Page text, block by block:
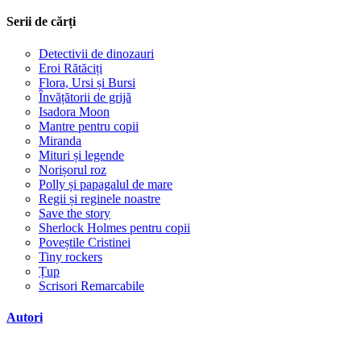
Serii de cărți
Detectivii de dinozauri
Eroi Rătăciți
Flora, Ursi și Bursi
Învățătorii de grijă
Isadora Moon
Mantre pentru copii
Miranda
Mituri și legende
Norișorul roz
Polly și papagalul de mare
Regii și reginele noastre
Save the story
Sherlock Holmes pentru copii
Poveștile Cristinei
Tiny rockers
Țup
Scrisori Remarcabile
Autori